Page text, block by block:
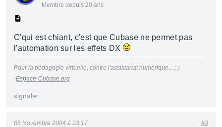
Membre depuis 20 ans
C'qui est chiant, c'est que Cubase ne permet pas
l'automation sur les effets DX
Pour la pédagogie virtuelle, contre l'assistanat numérique... ;-)
-Espace-Cubase.org
signaler
05 Novembre 2004 à 23:17 #3